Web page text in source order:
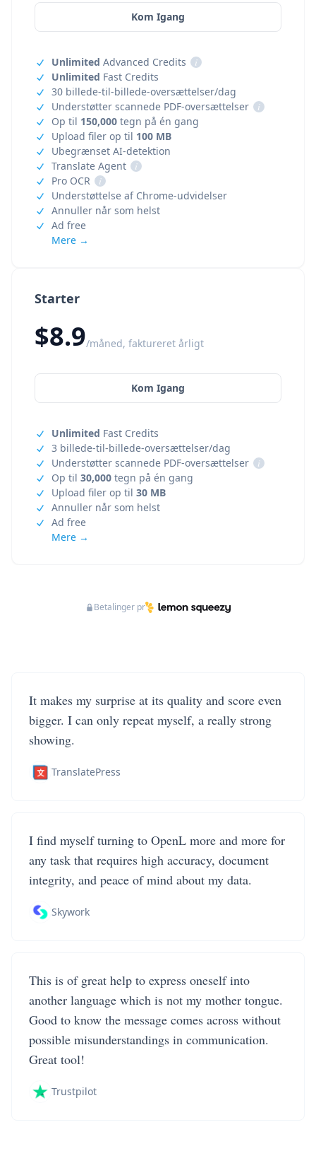
Starter
$8.9/måned, faktureret årligt
Kom Igang
Unlimited Fast Credits
3 billede-til-billede-oversættelser/dag
Understøtter scannede PDF-oversættelser
i
Op til 30,000 tegn på én gang
Upload filer op til 30 MB
Annuller når som helst
Ad free
Mere →
Kom Igang
Unlimited Advanced Credits
i
Unlimited Fast Credits
30 billede-til-billede-oversættelser/dag
Understøtter scannede PDF-oversættelser
i
Op til 150,000 tegn på én gang
Upload filer op til 100 MB
Ubegrænset AI-detektion
Translate Agent
i
Pro OCR
i
Understøttelse af Chrome-udvidelser
Annuller når som helst
Ad free
Mere →
Betalinger pr
It makes my surprise at its quality and score even
bigger. I can only repeat myself, a really strong
showing.
TranslatePress
I find myself turning to OpenL more and more for
any task that requires high accuracy, document
integrity, and peace of mind about my data.
Skywork
This is of great help to express oneself into
another language which is not my mother tongue.
Good to know the message comes across without
possible misunderstandings in communication.
Great tool!
Trustpilot